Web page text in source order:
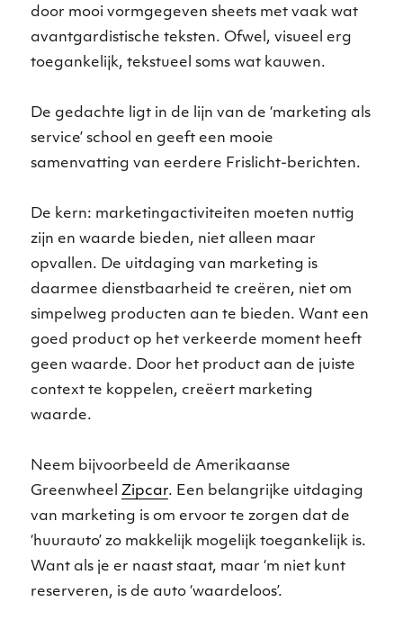
door mooi vormgegeven sheets met vaak wat
avantgardistische teksten. Ofwel, visueel erg
toegankelijk, tekstueel soms wat kauwen.
De gedachte ligt in de lijn van de ‘marketing als
service’ school en geeft een mooie
samenvatting van eerdere Frislicht-berichten.
De kern: marketingactiviteiten moeten nuttig
zijn en waarde bieden, niet alleen maar
opvallen. De uitdaging van marketing is
daarmee dienstbaarheid te creëren, niet om
simpelweg producten aan te bieden. Want een
goed product op het verkeerde moment heeft
geen waarde. Door het product aan de juiste
context te koppelen, creëert marketing
waarde.
Neem bijvoorbeeld de Amerikaanse
GreenwheelZipcar. Een belangrijke uitdaging
van marketing is om ervoor te zorgen dat de
‘huurauto’ zo makkelijk mogelijk toegankelijk is.
Want als je er naast staat, maar ‘m niet kunt
reserveren, is de auto ‘waardeloos’.